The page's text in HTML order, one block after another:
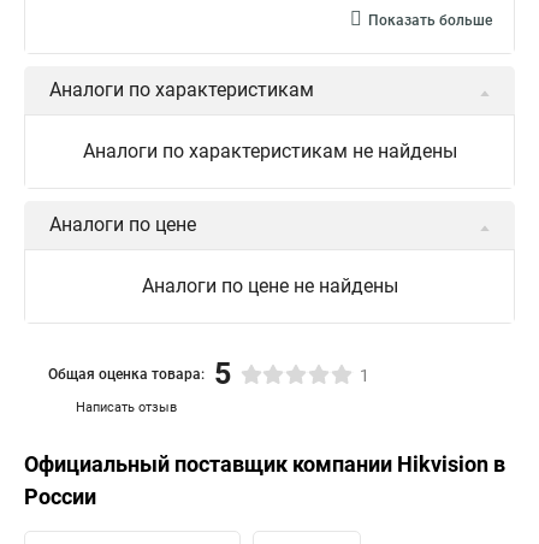
Камера Hikvision ds 2ce16d8t
Видеокамера hikvision hiwatch
Камера Hikvision ds 2cd2442fwd
Hikvision поворотная камера
Нikvision микрофон Hikvision поворотная
Hikvision порты
Показать больше
Аналоги по характеристикам
Аналоги по характеристикам не найдены
Аналоги по цене
Аналоги по цене не найдены
Написать отзыв
Общая оценка товара: 5 1
Официальный поставщик компании Hikvision в
России